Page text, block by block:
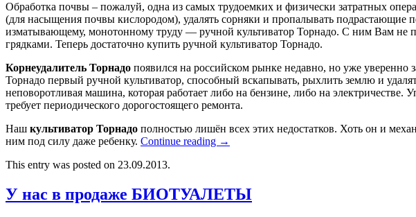
Обработка почвы – пожалуй, одна из самых трудоемких и физически затратных
(для насыщения почвы кислородом), удалять сорняки и пропалывать
изматывающему, монотонному труду — ручной культиватор Торнадо. С ним Вам не
грядками. Теперь достаточно купить ручной культиватор Торнадо.
Корнеудалитель Торнадо появился на российском рынке недавно, но уже уверенно
Торнадо первый ручной культиватор, способный вскапывать, рыхлить землю и
неповоротливая машина, которая работает либо на бензине, либо на
требует периодического дорогостоящего ремонта.
Наш культиватор Торнадо полностью лишён всех этих недостатков. Хоть он и
ним под силу даже ребенку. Continue reading →
This entry was posted on 23.09.2013.
У нас в продаже БИОТУАЛЕТЫ